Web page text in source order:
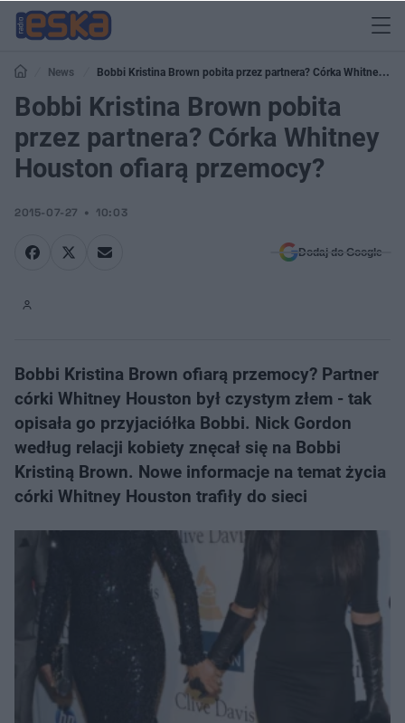
News
Bobbi Kristina Brown pobita przez partnera? Córka Whitney
Houston ofiarą przemocy?
Bobbi Kristina Brown pobita
przez partnera? Córka Whitney
Houston ofiarą przemocy?
2015-07-27 10:03
Dodaj do Google
Bobbi Kristina Brown ofiarą przemocy? Partner
córki Whitney Houston był czystym złem - tak
opisała go przyjaciółka Bobbi. Nick Gordon
według relacji kobiety znęcał się na Bobbi
Kristiną Brown. Nowe informacje na temat życia
córki Whitney Houston trafiły do sieci